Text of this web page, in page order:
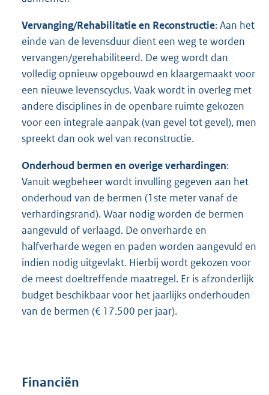
Vervanging/Rehabilitatie en Reconstructie: Aan het
einde van de levensduur dient een weg te worden
vervangen/gerehabiliteerd. De weg wordt dan
volledig opnieuw opgebouwd en klaargemaakt voor
een nieuwe levenscyclus. Vaak wordt in overleg met
andere disciplines in de openbare ruimte gekozen
voor een integrale aanpak (van gevel tot gevel), men
spreekt dan ook wel van reconstructie.
Onderhoud bermen en overige verhardingen:
Vanuit wegbeheer wordt invulling gegeven aan het
onderhoud van de bermen (1ste meter vanaf de
verhardingsrand). Waar nodig worden de bermen
aangevuld of verlaagd. De onverharde en
halfverharde wegen en paden worden aangevuld en
indien nodig uitgevlakt. Hierbij wordt gekozen voor
de meest doeltreffende maatregel. Er is afzonderlijk
budget beschikbaar voor het jaarlijks onderhouden
van de bermen (€ 17.500 per jaar).
Financiën